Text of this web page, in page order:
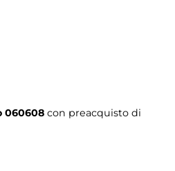
060608 con preacquisto di